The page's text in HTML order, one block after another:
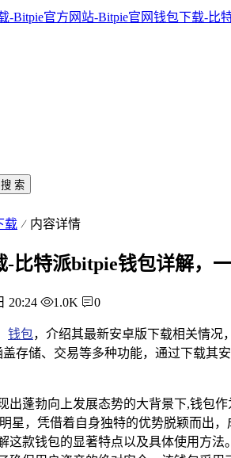
搜 索
载 内容详情
比特派bitpie钱包详解，
20:24 1.0K 0
钱包，介绍其最新安卓版下载相关情况
存储、交易等多种功能，通过下载其
出蓬勃向上发展态势的大背景下,钱包作
星，凭借着自身独特的优势脱颖而出
这款钱包的显著特点以及具体使用方